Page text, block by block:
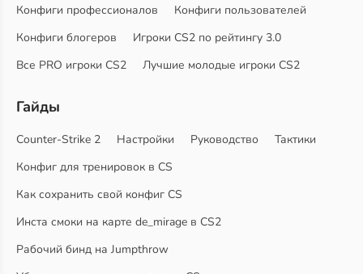
Конфиги профессионалов
Конфиги пользователей
Конфиги блогеров
Игроки CS2 по рейтингу 3.0
Все PRO игроки CS2
Лучшие молодые игроки CS2
Гайды
Counter-Strike 2 Настройки Руководство
Тактики
Конфиг для тренировок в CS
Как сохранить свой конфиг CS
Инста смоки на карте de_mirage в CS2
Рабочий бинд на Jumpthrow